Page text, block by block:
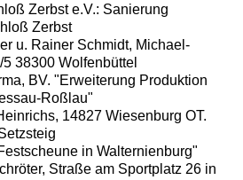
Zerbst e.V.: Sanierung
Zerbst
u. Rainer Schmidt, Michael-
38300 Wolfenbüttel
BV. "Erweiterung Produktion
Roßlau"
14827 Wiesenburg OT.
in Walternienburg"
Straße am Sportplatz 26 in